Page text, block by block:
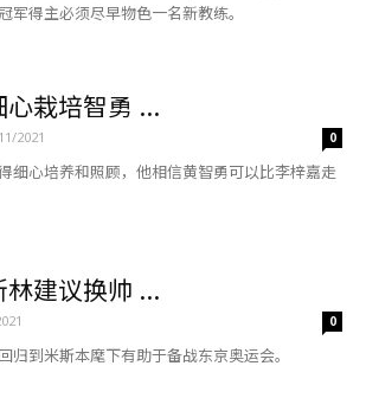
军得主必须尽早物色一名新教练。
心栽培智勇 ...
2021 0
细心培养和照顾，他相信黄智勇可以比李梓嘉走
林建议换帅 ...
0
归到米斯本麾下有助于备战东京奥运会。